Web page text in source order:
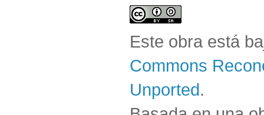
Este obra está
Commons
Unported.